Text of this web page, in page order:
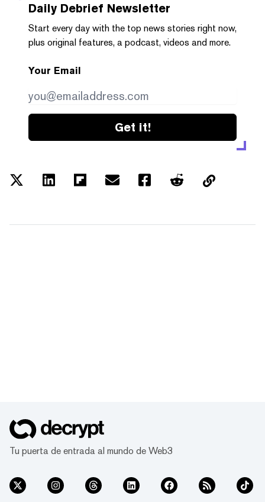
Daily Debrief Newsletter
Start every day with the top news stories right now,
plus original features, a podcast, videos and more.
Your Email
Get it!
Tu puerta de entrada al mundo de Web3